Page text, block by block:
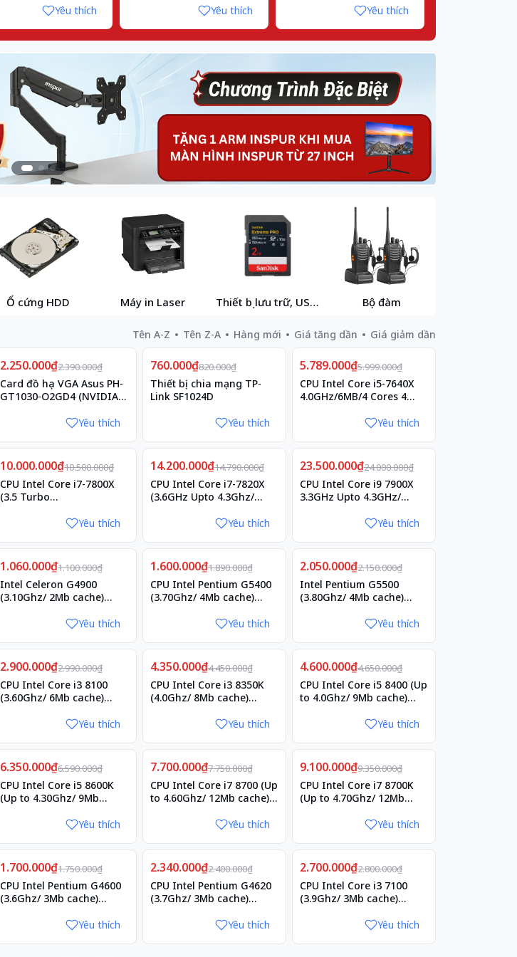
Yêu thích
Yêu thích
Yêu thích
Ổ cứng HDD Máy in Laser
Thiết bị lưu trữ, USB,
Bộ đàm
Tên A-Z Tên Z-A Hàng mới Giá tăng dần Giá giảm dần
Giảm6%
2.250.000₫2.390.000₫
Card đồ họa VGA Asus PH-
GT1030-O2GD4 (NVIDIA
Yêu thích
Giảm7%
760.000₫820.000₫
Thiết bị chia mạng TP-
Link SF1024D
Yêu thích
Giảm4%
5.789.000₫5.999.000₫
CPU Intel Core i5-7640X
4.0GHz/6MB/4 Cores 4
Yêu thích
Giảm5%
10.000.000₫10.500.000₫
CPU Intel Core i7-7800X
(3.5 Turbo
Yêu thích
Giảm4%
14.200.000₫14.790.000₫
CPU Intel Core i7-7820X
(3.6GHz Upto 4.3Ghz/
Yêu thích
Giảm2%
23.500.000₫24.000.000₫
CPU Intel Core i9 7900X
3.3GHz Upto 4.3GHz/
Yêu thích
Giảm4%
1.060.000₫1.100.000₫
Intel Celeron G4900
(3.10Ghz/ 2Mb cache)
Yêu thích
Giảm15%
1.600.000₫1.890.000₫
CPU Intel Pentium G5400
(3.70Ghz/ 4Mb cache)
Yêu thích
Giảm5%
2.050.000₫2.150.000₫
Intel Pentium G5500
(3.80Ghz/ 4Mb cache)
Yêu thích
Giảm3%
2.900.000₫2.990.000₫
CPU Intel Core i3 8100
(3.60Ghz/ 6Mb cache)
Yêu thích
Giảm2%
4.350.000₫4.450.000₫
CPU Intel Core i3 8350K
(4.0Ghz/ 8Mb cache)
Yêu thích
Giảm1%
4.600.000₫4.650.000₫
CPU Intel Core i5 8400 (Up
to 4.0Ghz/ 9Mb cache)
Yêu thích
Giảm4%
6.350.000₫6.590.000₫
CPU Intel Core i5 8600K
(Up to 4.30Ghz/ 9Mb
Yêu thích
Giảm1%
7.700.000₫7.750.000₫
CPU Intel Core i7 8700 (Up
to 4.60Ghz/ 12Mb cache)
Yêu thích
Giảm3%
9.100.000₫9.350.000₫
CPU Intel Core i7 8700K
(Up to 4.70Ghz/ 12Mb
Yêu thích
Giảm3%
1.700.000₫1.750.000₫
CPU Intel Pentium G4600
(3.6Ghz/ 3Mb cache)
Yêu thích
Giảm2%
2.340.000₫2.400.000₫
CPU Intel Pentium G4620
(3.7Ghz/ 3Mb cache)
Yêu thích
Giảm4%
2.700.000₫2.800.000₫
CPU Intel Core i3 7100
(3.9Ghz/ 3Mb cache)
Yêu thích